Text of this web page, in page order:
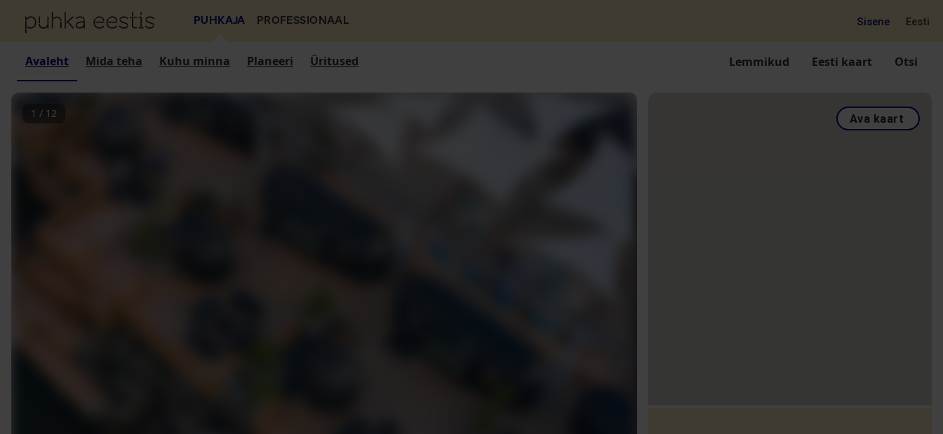
PUHKAJA PROFESSIONAAL Sisene Eesti
Avaleht Mida teha Kuhu minna Planeeri Üritused Lemmikud Eesti kaart Otsi
1 / 12 Ava kaart